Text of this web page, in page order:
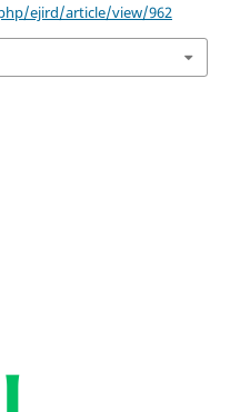
ejird/article/view/962